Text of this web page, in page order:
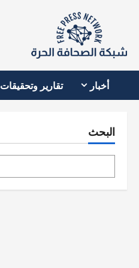
أخبار تقارير وتحقيقات
البحث